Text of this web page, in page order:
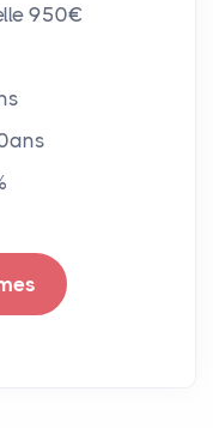
950€